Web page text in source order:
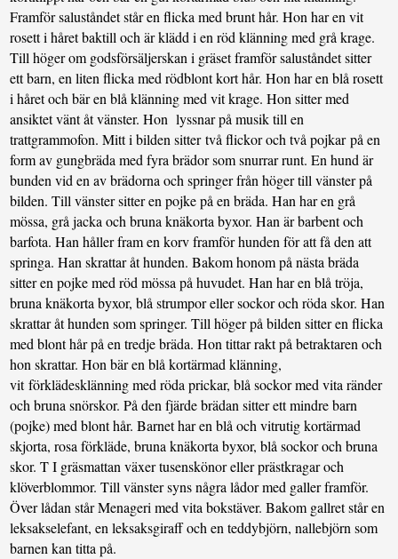
Framför saluståndet står en flicka med brunt hår. Hon har en vit
rosett i håret baktill och är klädd i en röd klänning med grå krage.
Till höger om godsförsäljerskan i gräset framför saluståndet sitter
ett barn, en liten flicka med rödblont kort hår. Hon har en blå rosett
i håret och bär en blå klänning med vit krage. Hon sitter med
ansiktet vänt åt vänster. Hon lyssnar på musik till en
trattgrammofon. Mitt i bilden sitter två flickor och två pojkar på en
form av gungbräda med fyra brädor som snurrar runt. En hund är
bunden vid en av brädorna och springer från höger till vänster på
bilden. Till vänster sitter en pojke på en bräda. Han har en grå
mössa, grå jacka och bruna knäkorta byxor. Han är barbent och
barfota. Han håller fram en korv framför hunden för att få den att
springa. Han skrattar åt hunden. Bakom honom på nästa bräda
sitter en pojke med röd mössa på huvudet. Han har en blå tröja,
bruna knäkorta byxor, blå strumpor eller sockor och röda skor. Han
skrattar åt hunden som springer. Till höger på bilden sitter en flicka
med blont hår på en tredje bräda. Hon tittar rakt på betraktaren och
hon skrattar. Hon bär en blå kortärmad klänning,
vit förklädesklänning med röda prickar, blå sockor med vita ränder
och bruna snörskor. På den fjärde brädan sitter ett mindre barn
(pojke) med blont hår. Barnet har en blå och vitrutig kortärmad
skjorta, rosa förkläde, bruna knäkorta byxor, blå sockor och bruna
skor. T I gräsmattan växer tusenskönor eller prästkragar och
klöverblommor. Till vänster syns några lådor med galler framför.
Över lådan står Menageri med vita bokstäver. Bakom gallret står en
leksakselefant, en leksaksgiraff och en teddybjörn, nallebjörn som
barnen kan titta på.